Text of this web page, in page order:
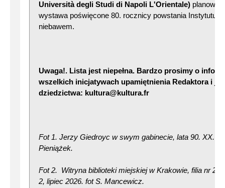
Università degli Studi di Napoli L'Orientale)
wystawa poświęcone 80. rocznicy powstania Instytutu
niebawem.
Uwaga!. Lista jest niepełna. Bardzo prosimy o
wszelkich inicjatywach upamiętnienia Redaktora i
dziedzictwa: kultura@kultura.fr
Fot 1. Jerzy Giedroyc w swym gabinecie, lata 90. XX.
Pieniążek.
Fot 2. Witryna biblioteki miejskiej w Krakowie, filia nr 22
2, lipiec 2026. fot S. Mancewicz.